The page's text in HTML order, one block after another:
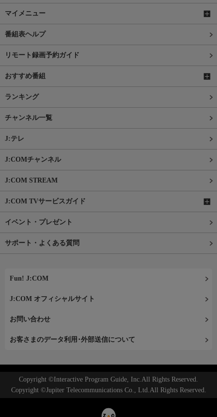
マイメニュー
番組表ヘルプ
リモート録画予約ガイド
おすすめ番組
ランキング
チャンネル一覧
J:テレ
J:COMチャンネル
J:COM STREAM
J:COM TVサービスガイド
イベント・プレゼント
サポート・よくある質問
Fun! J:COM
J:COM オフィシャルサイト
お問い合わせ
お客さまのデータ利用･外部送信について
Copyright ©Interactive Program Guide, Inc.All Rights Reserved.
Copyright ©Jupiter Telecommunications Co., Ltd.All Rights Reserved.